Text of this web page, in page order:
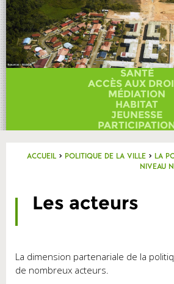
Liens
Offres d'emploi
Actualités
Newsletter
Contact
SANTÉ
ACCÈS AUX
MÉDIATION
HABITAT
JEUNESSE
Accueil > Politique de la Ville > La
niveau
Les acteurs
La dimension partenariale de la
de nombreux acteurs.